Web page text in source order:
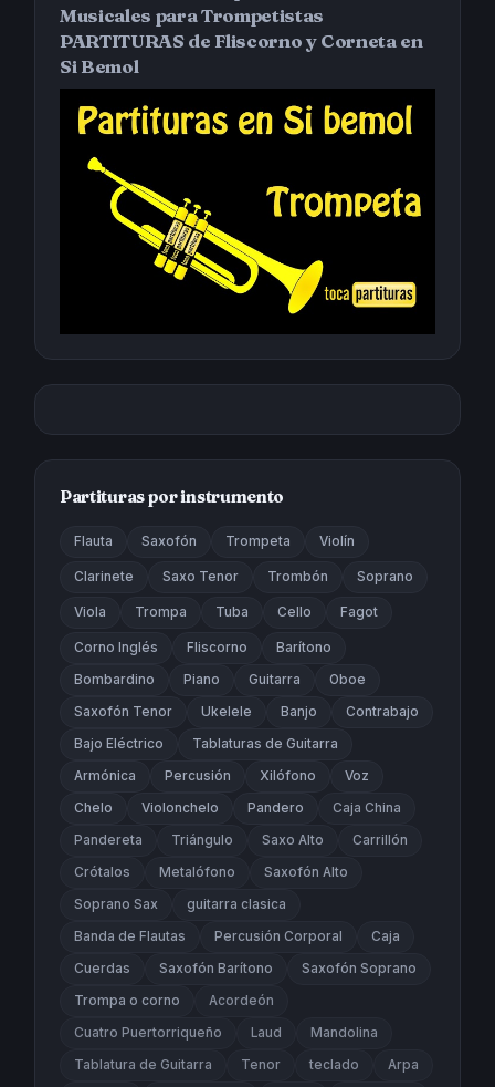
Musicales para Trompetistas
PARTITURAS de Fliscorno y Corneta en
Si Bemol
Partituras por instrumento
Flauta Saxofón Trompeta Violín
Clarinete Saxo Tenor Trombón Soprano
Viola Trompa Tuba Cello Fagot
Corno Inglés Fliscorno Barítono
Bombardino Piano Guitarra Oboe
Saxofón Tenor Ukelele Banjo Contrabajo
Bajo Eléctrico Tablaturas de Guitarra
Armónica Percusión Xilófono Voz
Chelo Violonchelo Pandero Caja China
Pandereta Triángulo Saxo Alto Carrillón
Crótalos Metalófono Saxofón Alto
Soprano Sax guitarra clasica
Banda de Flautas Percusión Corporal Caja
Cuerdas Saxofón Barítono Saxofón Soprano
Trompa o corno Acordeón
Cuatro Puertorriqueño Laud Mandolina
Tablatura de Guitarra Tenor teclado Arpa